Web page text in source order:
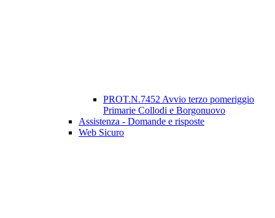
PROT.N.7452 Avvio terzo pomeriggio
Primarie Collodi e Borgonuovo
Assistenza - Domande e risposte
Web Sicuro